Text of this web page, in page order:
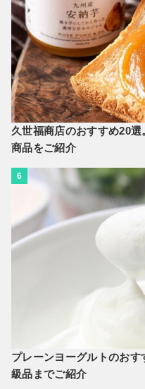
久世福商店のおすすめ20
商品をご紹介
6
プレーンヨーグルトのお
級品までご紹介